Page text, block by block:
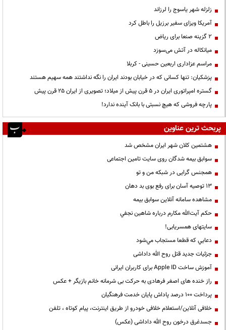
زلزله شهر یاسوج را لرزاند
آمریکا ویزای سفیر برزیل را باطل کرد
۲ گزینه صنعا برای ریاض
میانکاله در آتش می‌سوزد
مراسم عزاداری اربعین حسینی - کربلا
پزشکیان: تنها کسانی که در خیابان بودند ایران را نگه نداشتند همه سهیم هستند
گستره امپراتوری ایران در ۵ قرن پیش از میلاد؛ تصویری از ایران ۲۵ قرن پیش
پارچه فروشی که هیچ نسبتی با بانک آینده ندارد!
پربحث ترین عناوین
هشتمین کلان شهر ایران مشخص شد
سوابق بیمه شدگان روی سایت تامین اجتماعی
همجنس گرایی در شبکه من و تو
13 توصیه آسان برای رفع بوی بد دهان
مشاهده سامانه آنلاين سوابق بیمه
حكم آيت‌الله مكارم درباره شاهين نجفي
سایتهای همسریابی!
دعايي كه قطعا مستجاب مي‌شود
جزئیات جدید قتل روح الله داداشی
آموزش ساخت Apple ID برای کاربران ایرانی
راز خنده های اصغر فرهادی به حرکت بی شرمانه خانم بازیگر + عکس
پرداخت ۱۰۰ درصد پاداش پایان خدمت فرهنگیان
خلافی آنلاین/استعلام خلافی خودرو از طریق اینترنت، پیام کوتاه ، تلفن
جسدغرق درخون روح الله داداشی (عکس)